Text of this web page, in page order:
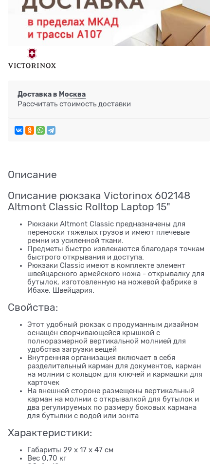
Доставка в Москва
Рассчитать стоимость доставки
Описание
Описание рюкзака Victorinox 602148
Altmont Classic Rolltop Laptop 15"
Рюкзаки Altmont Classic предназначены для
переноски тяжелых грузов и имеют плечевые
ремни из усиленной ткани.
Предметы быстро извлекаются благодаря точкам
быстрого открывания и доступа.
Рюкзаки Classic имеют в комплекте элемент
швейцарского армейского ножа - открывалку для
бутылок, изготовленную на ножевой фабрике в
Ибахе, Швейцария.
Свойства:
Этот удобный рюкзак с продуманным дизайном
оснащён сворчивающейся крышкой с
полноразмерной вертикальной молнией для
удобства загрузки вещей
Внутренняя организация включает в себя
разделительный карман для документов, карман
на молнии с кольцом для ключей и кармашки для
карточек
На внешней стороне размещены вертикальный
карман на молнии с открывалкой для бутылок и
два регулируемых по размеру боковых кармана
для бутылки с водой или зонта
Характеристики:
Габариты 29 x 17 x 47 см
Вес 0,70 кг